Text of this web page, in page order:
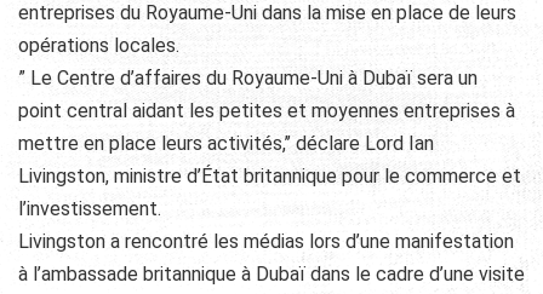
entreprises du Royaume-Uni dans la mise en place de leurs
opérations locales.
” Le Centre d’affaires du Royaume-Uni à Dubaï sera un
point central aidant les petites et moyennes entreprises à
mettre en place leurs activités,’’ déclare Lord Ian
Livingston, ministre d’État britannique pour le commerce et
l’investissement.
Livingston a rencontré les médias lors d’une manifestation
à l’ambassade britannique à Dubaï dans le cadre d’une visite